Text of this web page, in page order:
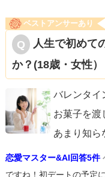
ベストアンサーあり
人生で初めて
か？(18歳・女性）
バレンタイ
お菓子を渡
あまり知ら
恋愛マスター&AI回答5件
ですね！初デートの予定